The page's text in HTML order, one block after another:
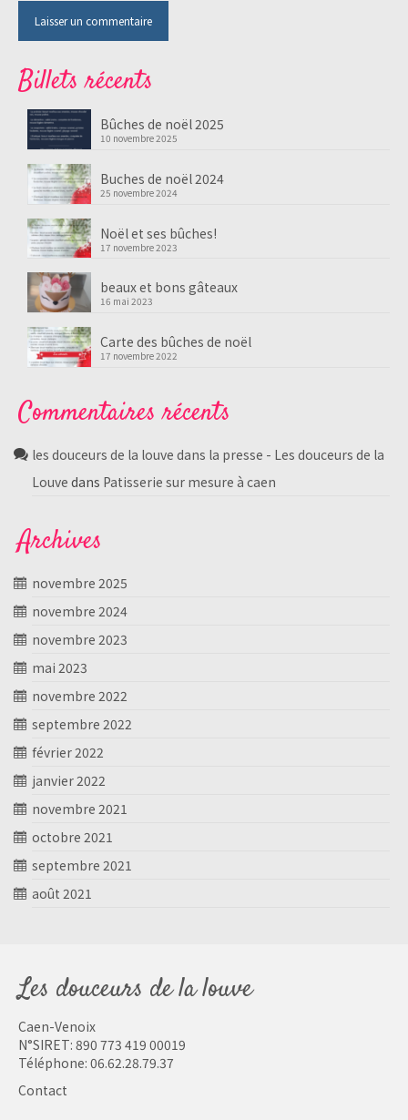
Billets récents
Bûches de noël 2025
10 novembre 2025
Buches de noël 2024
25 novembre 2024
Noël et ses bûches!
17 novembre 2023
beaux et bons gâteaux
16 mai 2023
Carte des bûches de noël
17 novembre 2022
Commentaires récents
les douceurs de la louve dans la presse - Les douceurs de la
Louve dans Patisserie sur mesure à caen
Archives
novembre 2025
novembre 2024
novembre 2023
mai 2023
novembre 2022
septembre 2022
février 2022
janvier 2022
novembre 2021
octobre 2021
septembre 2021
août 2021
Les douceurs de la louve
Caen-Venoix
N°SIRET: 890 773 419 00019
Téléphone: 06.62.28.79.37
Contact